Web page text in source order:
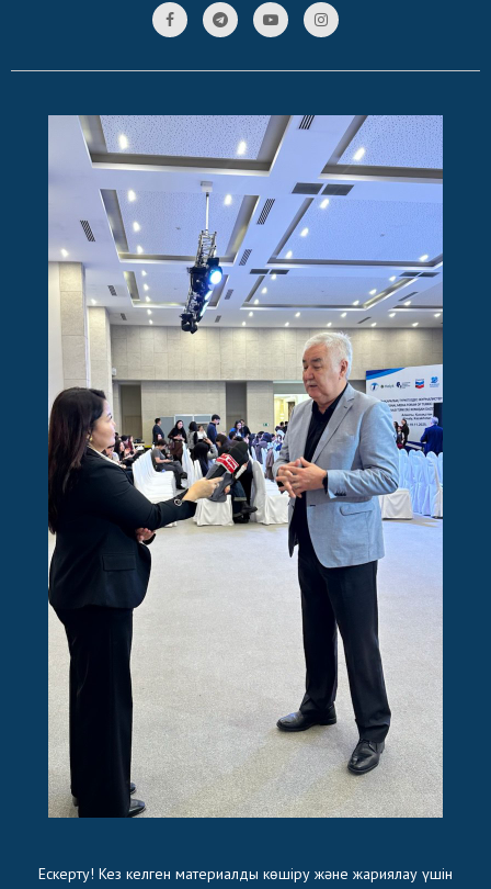
Ескерту! Кез келген материалды көшіру және жариялау үшін